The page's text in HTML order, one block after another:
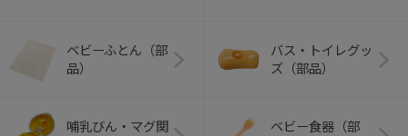
ベビーふとん（部
品）
バス・トイレグッ
ズ（部品）
哺乳びん・マグ関
ベビー食器（部